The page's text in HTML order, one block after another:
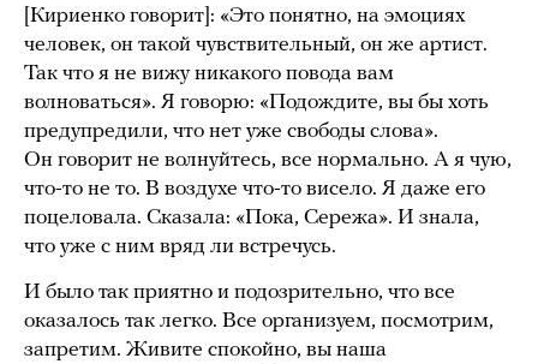
[Кириенко говорит]: «Это понятно, на эмоциях
человек, он такой чувствительный, он же артист.
Так что я не вижу никакого повода вам
волноваться». Я говорю: «Подождите, вы бы хоть
предупредили, что нет уже свободы слова».
Он говорит не волнуйтесь, все нормально. А я чую,
что-то не то. В воздухе что-то висело. Я даже его
поцеловала. Сказала: «Пока, Сережа». И знала,
что уже с ним вряд ли встречусь.
И было так приятно и подозрительно, что все
оказалось так легко. Все организуем, посмотрим,
запретим. Живите спокойно, вы наша